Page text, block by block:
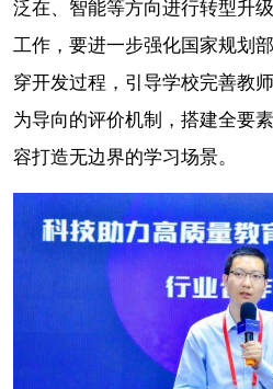
泛在、智能等方向进行转型升
工作，要进一步强化国家规划
穿开发过程，引导学校完善教
为导向的评价机制，搭建全要
容打造无边界的学习场景。